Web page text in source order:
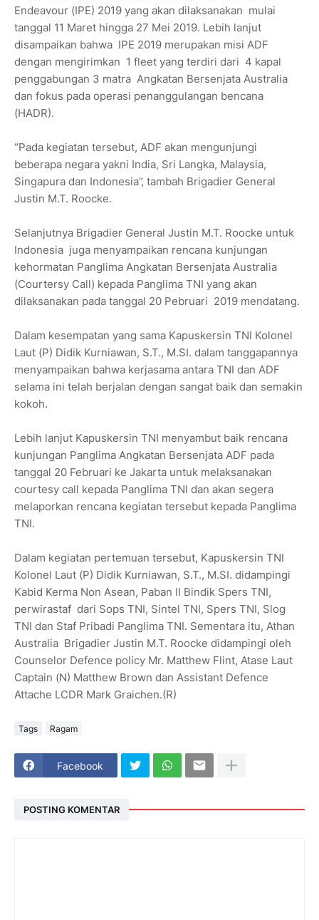
Endeavour (IPE) 2019 yang akan dilaksanakan mulai
tanggal 11 Maret hingga 27 Mei 2019. Lebih lanjut
disampaikan bahwa IPE 2019 merupakan misi ADF
dengan mengirimkan 1 fleet yang terdiri dari 4 kapal
penggabungan 3 matra Angkatan Bersenjata Australia
dan fokus pada operasi penanggulangan bencana
(HADR).
“Pada kegiatan tersebut, ADF akan mengunjungi
beberapa negara yakni India, Sri Langka, Malaysia,
Singapura dan Indonesia”, tambah Brigadier General
Justin M.T. Roocke.
Selanjutnya Brigadier General Justin M.T. Roocke untuk
Indonesia juga menyampaikan rencana kunjungan
kehormatan Panglima Angkatan Bersenjata Australia
(Courtersy Call) kepada Panglima TNI yang akan
dilaksanakan pada tanggal 20 Pebruari 2019 mendatang.
Dalam kesempatan yang sama Kapuskersin TNI Kolonel
Laut (P) Didik Kurniawan, S.T., M.SI. dalam tanggapannya
menyampaikan bahwa kerjasama antara TNI dan ADF
selama ini telah berjalan dengan sangat baik dan semakin
kokoh.
Lebih lanjut Kapuskersin TNI menyambut baik rencana
kunjungan Panglima Angkatan Bersenjata ADF pada
tanggal 20 Februari ke Jakarta untuk melaksanakan
courtesy call kepada Panglima TNI dan akan segera
melaporkan rencana kegiatan tersebut kepada Panglima
TNI.
Dalam kegiatan pertemuan tersebut, Kapuskersin TNI
Kolonel Laut (P) Didik Kurniawan, S.T., M.SI. didampingi
Kabid Kerma Non Asean, Paban II Bindik Spers TNI,
perwirastaf dari Sops TNI, Sintel TNI, Spers TNI, Slog
TNI dan Staf Pribadi Panglima TNI. Sementara itu, Athan
Australia Brigadier Justin M.T. Roocke didampingi oleh
Counselor Defence policy Mr. Matthew Flint, Atase Laut
Captain (N) Matthew Brown dan Assistant Defence
Attache LCDR Mark Graichen.(R)
Tags Ragam
Facebook
POSTING KOMENTAR